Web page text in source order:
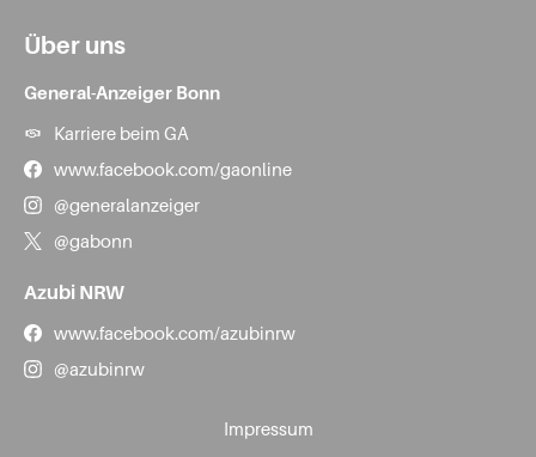
Über uns
General-Anzeiger Bonn
Karriere beim GA
www.facebook.com/gaonline
@generalanzeiger
@gabonn
Azubi NRW
www.facebook.com/azubinrw
@azubinrw
Impressum